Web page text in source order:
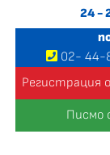
24 -
02- 44-
Регистрация
Писмо